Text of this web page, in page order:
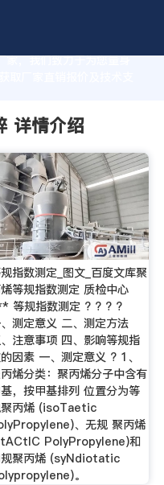
家，我们致力于为您量身
厂家直销报价及技术支
详情介绍
指数测定_图文_百度文库聚
等规指数测定 质检中心
等规指数测定 ? ? ? ?
测定意义 二、测定方法
注意事项 四、影响等规指
因素 一、测定意义 ? 1、
烯分类：聚丙烯分子中含有
，按甲基排列 位置分为等
丙烯 (isoTaetic
、无规 聚丙烯
PolyPropylene)和
聚丙烯 (syNdiotatic
。